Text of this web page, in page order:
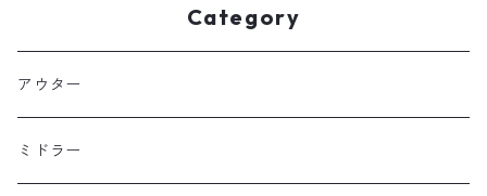
Category
アウター
ミドラー